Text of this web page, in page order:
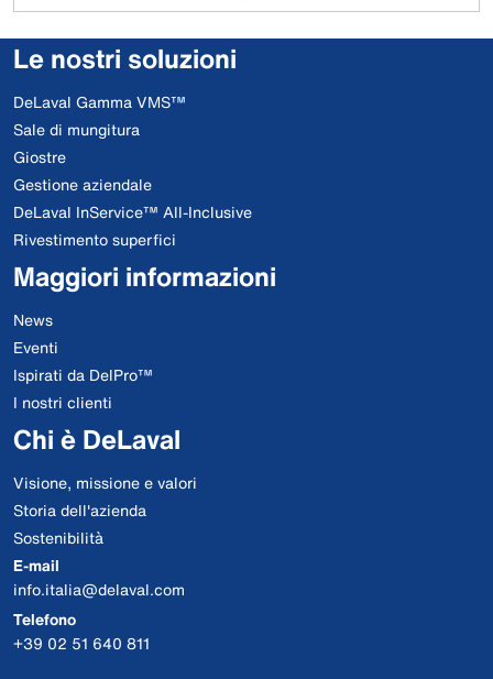
Le nostri soluzioni
DeLaval Gamma VMS™
Sale di mungitura
Giostre
Gestione aziendale
DeLaval InService™ All-Inclusive
Rivestimento superfici
Maggiori informazioni
News
Eventi
Ispirati da DelPro™
I nostri clienti
Chi è DeLaval
Visione, missione e valori
Storia dell'azienda
Sostenibilità
E-mail
info.italia@delaval.com
Telefono
+39 02 51 640 811